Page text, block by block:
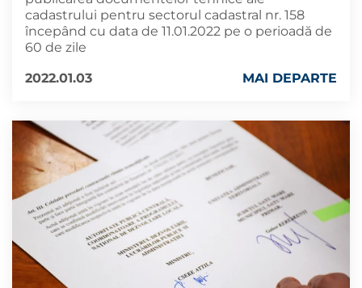
cadastrului pentru sectorul cadastral nr. 158
începând cu data de 11.01.2022 pe o perioadă de
60 de zile
2022.01.03
MAI DEPARTE